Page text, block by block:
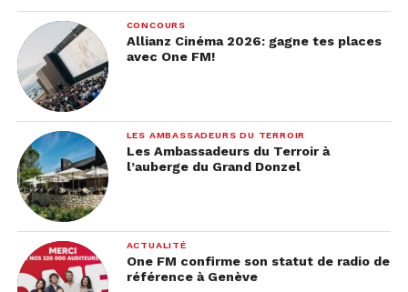
CONCOURS
Allianz Cinéma 2026: gagne tes places
avec One FM!
LES AMBASSADEURS DU TERROIR
Les Ambassadeurs du Terroir à
l’auberge du Grand Donzel
ACTUALITÉ
One FM confirme son statut de radio de
référence à Genève